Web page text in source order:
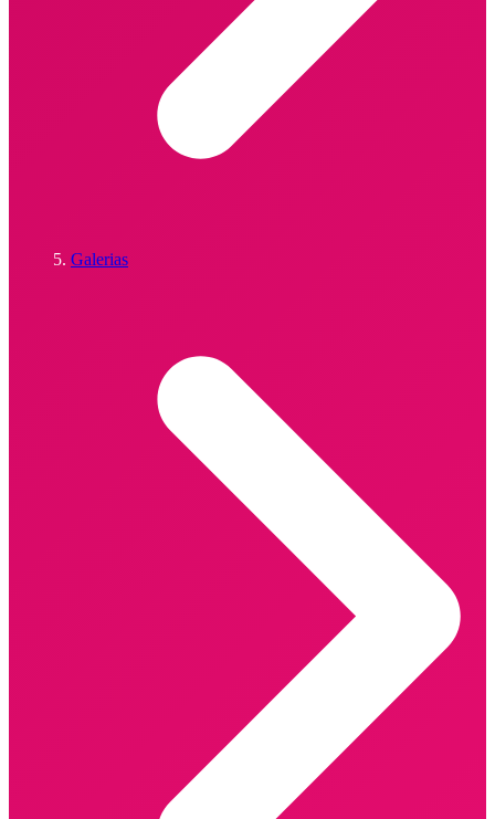
Galerias